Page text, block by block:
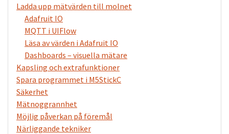
Ladda upp mätvärden till molnet
Adafruit IO
MQTT i UIFlow
Läsa av värden i Adafruit IO
Dashboards – visuella mätare
Kapsling och extrafunktioner
Spara programmet i M5StickC
Säkerhet
Mätnoggrannhet
Möjlig påverkan på föremål
Närliggande tekniker